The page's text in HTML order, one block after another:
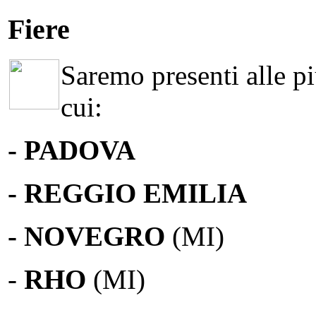
Fiere
Saremo presenti alle
cui:
- PADOVA
- REGGIO EMILIA
- NOVEGRO (MI)
- RHO (MI)